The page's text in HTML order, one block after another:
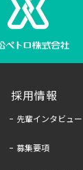
採用情報
先輩インタビュー
募集要項